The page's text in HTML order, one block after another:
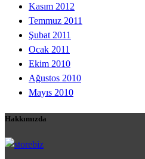
Kasım 2012
Temmuz 2011
Şubat 2011
Ocak 2011
Ekim 2010
Ağustos 2010
Mayıs 2010
Hakkımızda